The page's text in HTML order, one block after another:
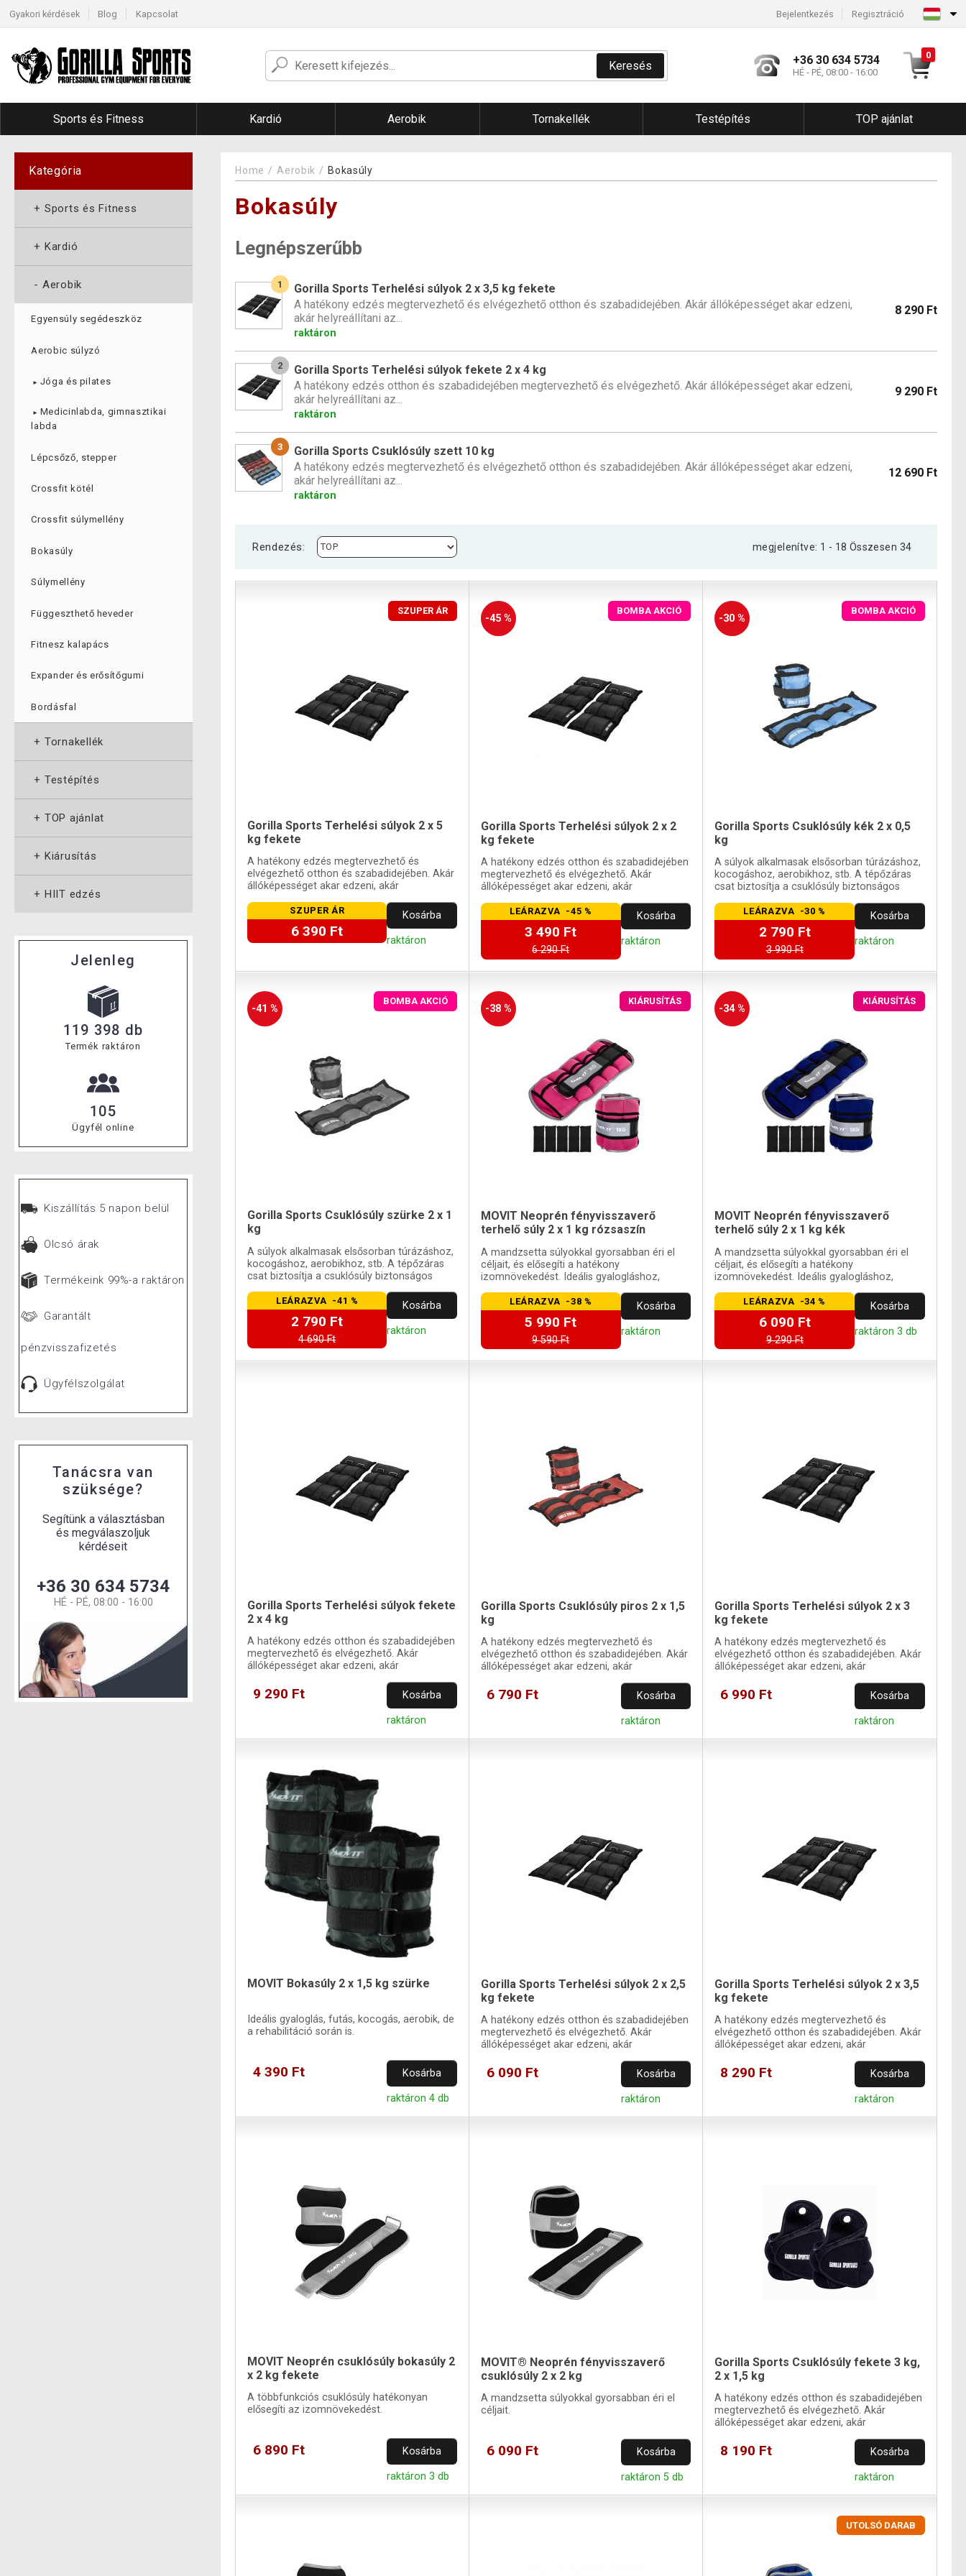
Gyakori kérdések Blog Kapcsolat Bejelentkezés Regisztráció
Keresés +36 30 634 5734
HÉ - PÉ, 08:00 - 16:00
0
Sports és Fitness Kardió Aerobik Tornakellék Testépítés TOP ajánlat
Kategória
+ Sports és Fitness
+ Kardió
- Aerobik
Egyensúly segédeszköz
Aerobic súlyzó
► Jóga és pilates
► Medicinlabda, gimnasztikai
labda
Lépcsőző, stepper
Crossfit kötél
Crossfit súlymellény
Bokasúly
Súlymellény
Függeszthető heveder
Fitnesz kalapács
Expander és erősítőgumi
Bordásfal
+ Tornakellék
+ Testépítés
+ TOP ajánlat
+ Kiárusítás
+ HIIT edzés
Jelenleg
119 398 db
Termék raktáron
105
Ügyfél online
Kiszállítás 5 napon belül
Olcsó árak
Termékeink 99%-a raktáron
Garantált
pénzvisszafizetés
Ügyfélszolgálat
Tanácsra van
szüksége?
Segítünk a választásban
és megválaszoljuk
kérdéseit
+36 30 634 5734
HÉ - PÉ, 08:00 - 16:00
Home Aerobik Bokasúly
Bokasúly
Legnépszerűbb
1
Gorilla Sports Terhelési súlyok 2 x 3,5 kg fekete
A hatékony edzés megtervezhető és elvégezhető otthon és szabadidejében. Akár állóképességet akar edzeni,
akár helyreállítani az...
raktáron
8 290 Ft
2
Gorilla Sports Terhelési súlyok fekete 2 x 4 kg
A hatékony edzés otthon és szabadidejében megtervezhető és elvégezhető. Akár állóképességet akar edzeni,
akár helyreállítani az...
raktáron
9 290 Ft
3
Gorilla Sports Csuklósúly szett 10 kg
A hatékony edzés megtervezhető és elvégezhető otthon és szabadidejében. Akár állóképességet akar edzeni,
akár helyreállítani az...
raktáron
12 690 Ft
Rendezés: megjelenítve: 1 - 18 Összesen 34
SZUPER ÁR
Gorilla Sports Terhelési súlyok 2 x 5
kg fekete
A hatékony edzés megtervezhető és
elvégezhető otthon és szabadidejében. Akár
állóképességet akar edzeni, akár
SZUPER ÁR
6 390 Ft
Kosárba
raktáron
-45 %
BOMBA AKCIÓ
Gorilla Sports Terhelési súlyok 2 x 2
kg fekete
A hatékony edzés otthon és szabadidejében
megtervezhető és elvégezhető. Akár
állóképességet akar edzeni, akár
LEÁRAZVA -45 %
3 490 Ft
6 290 Ft
Kosárba
raktáron
-30 %
BOMBA AKCIÓ
Gorilla Sports Csuklósúly kék 2 x 0,5
kg
A súlyok alkalmasak elsősorban túrázáshoz,
kocogáshoz, aerobikhoz, stb. A tépőzáras
csat biztosítja a csuklósúly biztonságos
LEÁRAZVA -30 %
2 790 Ft
3 990 Ft
Kosárba
raktáron
-41 %
BOMBA AKCIÓ
Gorilla Sports Csuklósúly szürke 2 x 1
kg
A súlyok alkalmasak elsősorban túrázáshoz,
kocogáshoz, aerobikhoz, stb. A tépőzáras
csat biztosítja a csuklósúly biztonságos
LEÁRAZVA -41 %
2 790 Ft
4 690 Ft
Kosárba
raktáron
-38 %
KIÁRUSÍTÁS
MOVIT Neoprén fényvisszaverő
terhelő súly 2 x 1 kg rózsaszín
A mandzsetta súlyokkal gyorsabban éri el
céljait, és elősegíti a hatékony
izomnövekedést. Ideális gyalogláshoz,
LEÁRAZVA -38 %
5 990 Ft
9 590 Ft
Kosárba
raktáron
-34 %
KIÁRUSÍTÁS
MOVIT Neoprén fényvisszaverő
terhelő súly 2 x 1 kg kék
A mandzsetta súlyokkal gyorsabban éri el
céljait, és elősegíti a hatékony
izomnövekedést. Ideális gyalogláshoz,
LEÁRAZVA -34 %
6 090 Ft
9 290 Ft
Kosárba
raktáron 3 db
Gorilla Sports Terhelési súlyok fekete
2 x 4 kg
A hatékony edzés otthon és szabadidejében
megtervezhető és elvégezhető. Akár
állóképességet akar edzeni, akár
9 290 Ft Kosárba
raktáron
Gorilla Sports Csuklósúly piros 2 x 1,5
kg
A hatékony edzés megtervezhető és
elvégezhető otthon és szabadidejében. Akár
állóképességet akar edzeni, akár
6 790 Ft Kosárba
raktáron
Gorilla Sports Terhelési súlyok 2 x 3
kg fekete
A hatékony edzés megtervezhető és
elvégezhető otthon és szabadidejében. Akár
állóképességet akar edzeni, akár
6 990 Ft Kosárba
raktáron
MOVIT Bokasúly 2 x 1,5 kg szürke
Ideális gyaloglás, futás, kocogás, aerobik, de
a rehabilitáció során is.
4 390 Ft Kosárba
raktáron 4 db
Gorilla Sports Terhelési súlyok 2 x 2,5
kg fekete
A hatékony edzés otthon és szabadidejében
megtervezhető és elvégezhető. Akár
állóképességet akar edzeni, akár
6 090 Ft Kosárba
raktáron
Gorilla Sports Terhelési súlyok 2 x 3,5
kg fekete
A hatékony edzés megtervezhető és
elvégezhető otthon és szabadidejében. Akár
állóképességet akar edzeni, akár
8 290 Ft Kosárba
raktáron
MOVIT Neoprén csuklósúly bokasúly 2
x 2 kg fekete
A többfunkciós csuklósúly hatékonyan
elősegíti az izomnövekedést.
6 890 Ft Kosárba
raktáron 3 db
MOVIT® Neoprén fényvisszaverő
csuklósúly 2 x 2 kg
A mandzsetta súlyokkal gyorsabban éri el
céljait.
6 090 Ft Kosárba
raktáron 5 db
Gorilla Sports Csuklósúly fekete 3 kg,
2 x 1,5 kg
A hatékony edzés otthon és szabadidejében
megtervezhető és elvégezhető. Akár
állóképességet akar edzeni, akár
8 190 Ft Kosárba
raktáron
UTOLSÓ DARAB